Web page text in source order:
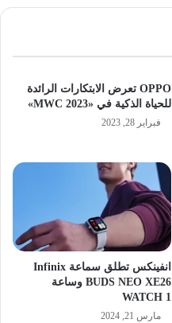
OPPO تعرض الابتكارات الرائدة
للحياة الذكية في «2023 MWC»
فبراير 28, 2023
انفينكس تطلق سماعة Infinix
BUDS NEO XE26 وساعة
WATCH 1
مارس 21, 2024